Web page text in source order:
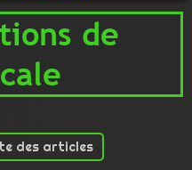
de
des articles